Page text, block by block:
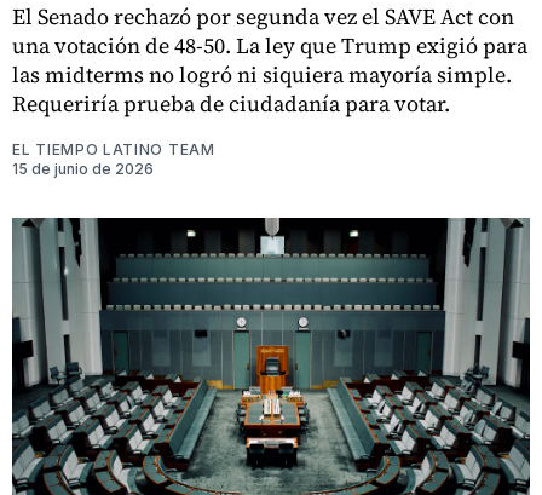
El Senado rechazó por segunda vez el SAVE Act con
una votación de 48-50. La ley que Trump exigió para
las midterms no logró ni siquiera mayoría simple.
Requeriría prueba de ciudadanía para votar.
EL TIEMPO LATINO TEAM
15 de junio de 2026